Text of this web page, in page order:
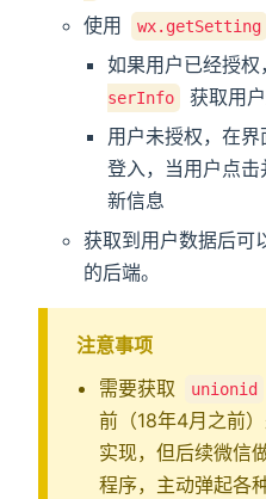
使用
wx.getSetting
如果用户已经授权
serInfo
获取用
用户未授权，在
登入，当用户点
新信息
获取到用户数据后可
的后端。
注意事项
需要获取
unionid
前（18年4月之前
实现，但后续微信
程序，主动弹起各